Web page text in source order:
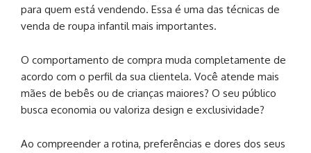
para quem está vendendo. Essa é uma das técnicas de
venda de roupa infantil mais importantes.
O comportamento de compra muda completamente de
acordo com o perfil da sua clientela. Você atende mais
mães de bebês ou de crianças maiores? O seu público
busca economia ou valoriza design e exclusividade?
Ao compreender a rotina, preferências e dores dos seus